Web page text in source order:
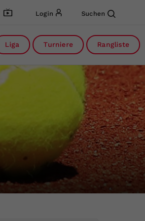
Login Suchen
Liga Turniere Rangliste